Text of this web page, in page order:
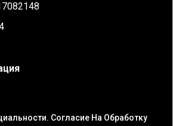
Согласие На Обработку